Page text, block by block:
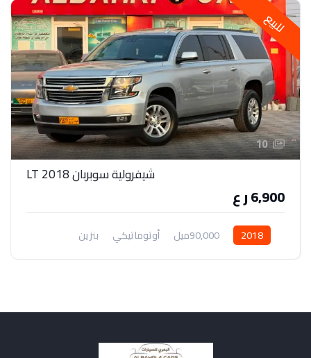
للبيع
10
شيفرولية سوبربان 2018 LT
6,900 ر ع
2018 90,000ميل أوتوماتيكي
بنزين
دفع رباعي